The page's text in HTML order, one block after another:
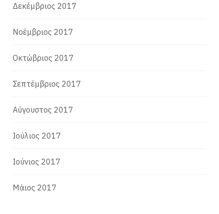
Δεκέμβριος 2017
Νοέμβριος 2017
Οκτώβριος 2017
Σεπτέμβριος 2017
Αύγουστος 2017
Ιούλιος 2017
Ιούνιος 2017
Μάιος 2017